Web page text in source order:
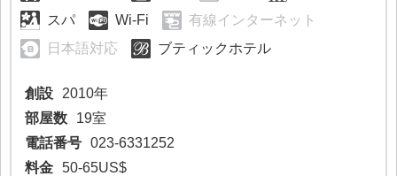
スパ
Wi-Fi
有線インターネット
日本語対応
ブティックホテル
創設
2010年
部屋数
19室
電話番号 023-6331252
料金 50-65US$